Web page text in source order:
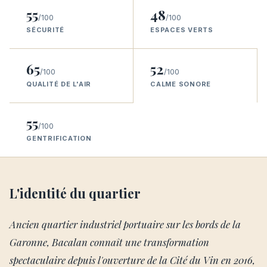
55/100
SÉCURITÉ
48/100
ESPACES VERTS
65/100
QUALITÉ DE L'AIR
52/100
CALME SONORE
55/100
GENTRIFICATION
L'identité du quartier
Ancien quartier industriel portuaire sur les bords de la
Garonne, Bacalan connaît une transformation
spectaculaire depuis l'ouverture de la Cité du Vin en 2016,